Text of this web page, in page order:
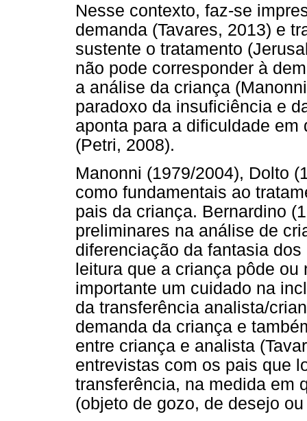
Nesse contexto, faz-se
demanda (Tavares, 2013) e
sustente o tratamento
não pode corresponder à
a análise da criança
paradoxo da insuficiência e
aponta para a dificuldade
(Petri, 2008).
Manonni (1979/2004), Dolto
como fundamentais ao
pais da criança. Bernardino
preliminares na análise de
diferenciação da fantasia
leitura que a criança pôde
importante um cuidado na
da transferência analista/
demanda da criança e
entre criança e analista
entrevistas com os pais que
transferência, na medida em
(objeto de gozo, de desejo